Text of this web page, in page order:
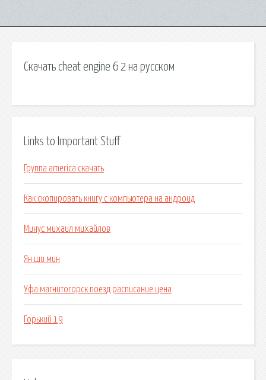
Скачать cheat engine 6 2 на русском
Links to Important Stuff
Группа america скачать
Как скопировать книгу с компьютера на андроид
Минус михаил михайлов
Ян ши мин
Уфа магнитогорск поезд расписание цена
Горький 19